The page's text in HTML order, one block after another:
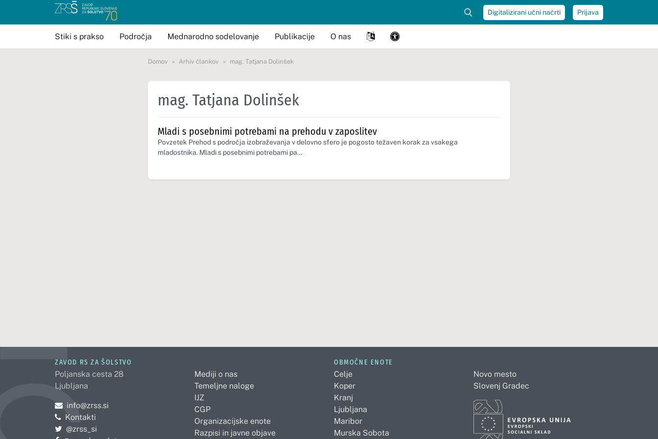
Digitalizirani učni načrti Prijava
Stiki s prakso Področja Mednarodno sodelovanje Publikacije O nas
Domov Arhiv člankov mag. Tatjana Dolinšek
mag. Tatjana Dolinšek
Mladi s posebnimi potrebami na prehodu v zaposlitev
Povzetek Prehod s področja izobraževanja v delovno sfero je pogosto težaven korak za vsakega
mladostnika. Mladi s posebnimi potrebami pa…
ZAVOD RS ZA ŠOLSTVO
Poljanska cesta 28
Ljubljana
Pošljite e-mail na
info@zrss.si
Kontakti
Pojdite na Twitter:
@zrss_si
Mediji o nas
Temeljne naloge
IJZ
CGP
Organizacijske enote
Razpisi in javne objave
OBMOČNE ENOTE
Celje
Koper
Kranj
Ljubljana
Maribor
Murska Sobota
Novo mesto
Slovenj Gradec